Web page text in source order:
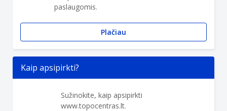
paslaugomis.
Plačiau
Kaip apsipirkti?
Sužinokite, kaip apsipirkti
www.topocentras.lt.